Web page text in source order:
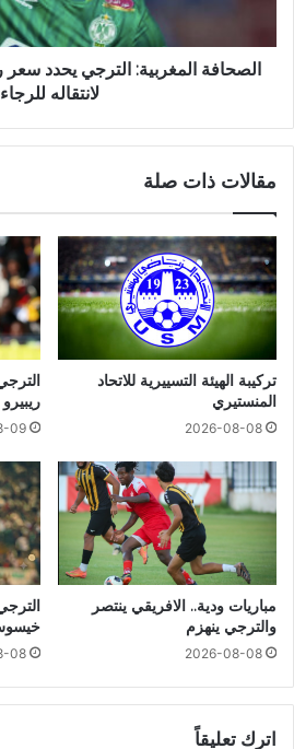
الصحافة المغربية: الترجي يحدد سعر
لانتقاله للرجاء
مقالات ذات صلة
تركيبة الهيئة التسييرية للاتحاد
المنستيري
2026-08-08
09
مباريات ودية.. الافريقي ينتصر
والترجي ينهزم
2026-08-08
08
اترك تعليقاً